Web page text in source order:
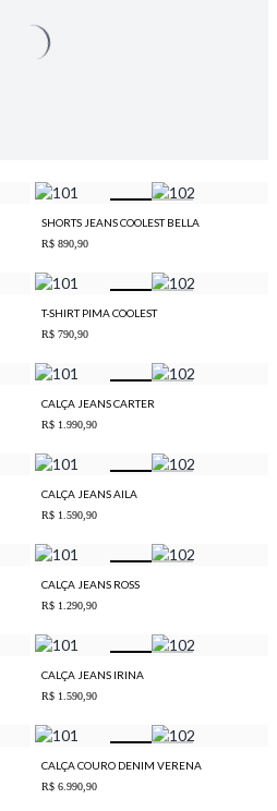
SHORTS JEANS COOLEST BELLA
R$ 890,90
T-SHIRT PIMA COOLEST
R$ 790,90
CALÇA JEANS CARTER
R$ 1.990,90
CALÇA JEANS AILA
R$ 1.590,90
CALÇA JEANS ROSS
R$ 1.290,90
CALÇA JEANS IRINA
R$ 1.590,90
CALÇA COURO DENIM VERENA
R$ 6.990,90